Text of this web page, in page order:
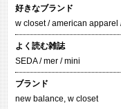
好きなブランド
w closet / american apparel
よく読む雑誌
SEDA / mer / mini
ブランド
new balance, w closet